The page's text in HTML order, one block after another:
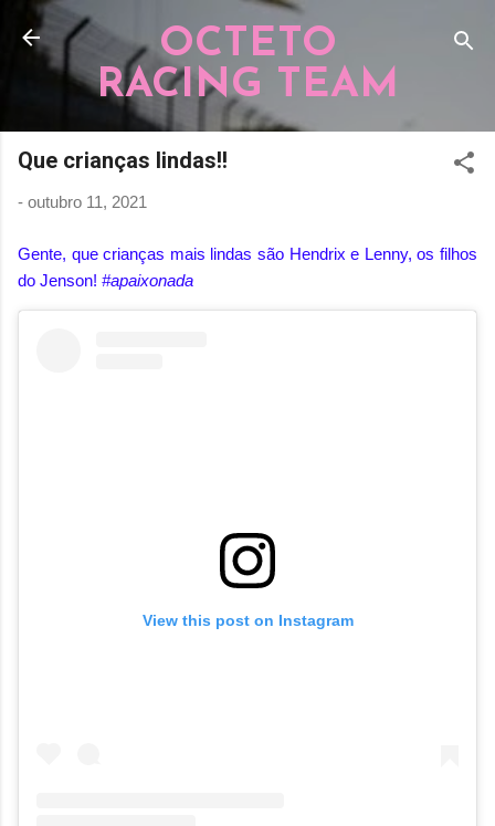
Pular para o conteúdo principal
OCTETO
RACING TEAM
Que crianças lindas!!
- outubro 11, 2021
Gente, que crianças mais lindas são Hendrix e Lenny, os filhos
do Jenson! #apaixonada
View this post on Instagram